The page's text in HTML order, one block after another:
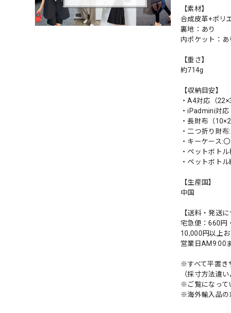
【素材】
合成皮革+ポリ
裏地：あり
内ポケット：あ
【重さ】
約714g
【収納目安】
・A4対応（
・iPadmini対
・長財布（
・二つ折り財布
・キーケース:〇
・ペットボト
・ペットボト
【生産国】
中国
【送料・発送に
宅急便：660円
10,000円以上
営業日AM9:00
※すべて平置き
（採寸方法違
※ご覧になって
※海外輸入品の